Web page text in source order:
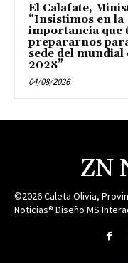
El Calafate,
“Insistimos en la
importancia que
prepararnos
sede del mundial
2028”
04/08/2026
ZN
©2026 Caleta Olivia,
Noticias® Diseño MS